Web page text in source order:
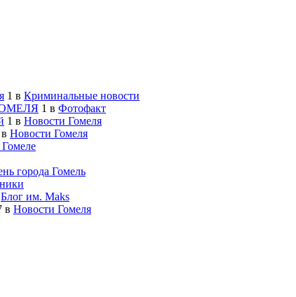
1 в Криминальные новости
1 в Фотофакт
1 в Новости Гомеля
в Новости Гомеля
города Гомель
Блог им. Maks
в Новости Гомеля